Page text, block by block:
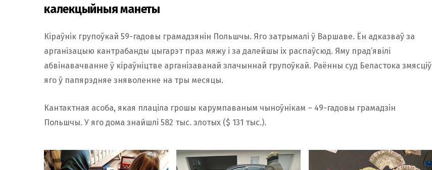
калекцыйныя манеты
Кіраўнік групоўкай 59-гадовы грамадзянін Польшчы. Яго затрымалі ў Варшаве. Ён адказваў за
арганізацыю кантрабанды цыгарэт праз мяжу і за далейшы іх распаўсюд. Яму прад’явілі
абвінавачванне ў кіраўніцтве арганізаванай злачыннай групоўкай. Раённы суд Беластока змясціў
яго ў папярэдняе зняволенне на тры месяцы.
Кантактная асоба, якая плаціла грошы карумпаваным чыноўнікам – 49-гадовы грамадзін
Польшчы. У яго дома знайшлі 582 тыс. злотых ($ 131 тыс.).